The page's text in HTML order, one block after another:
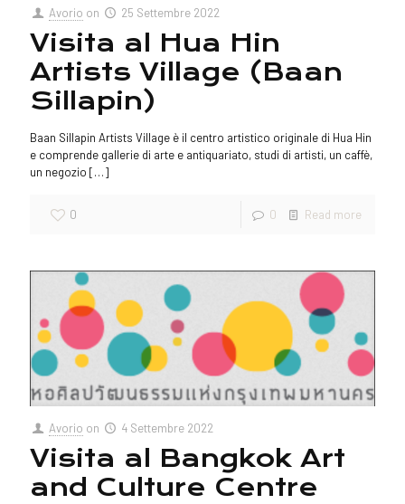
Avorio on 25 Settembre 2022
Visita al Hua Hin
Artists Village (Baan
Sillapin)
Baan Sillapin Artists Village è il centro artistico originale di Hua Hin
e comprende gallerie di arte e antiquariato, studi di artisti, un caffè,
un negozio […]
0 0 Read more
Avorio on 4 Settembre 2022
Visita al Bangkok Art
and Culture Centre